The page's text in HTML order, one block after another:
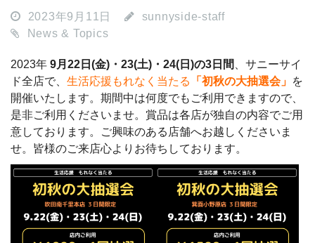
2023年9月11日
sunnyside-staff
News & Topics
2023年 9月22日(金)・23(土)・24(日)の3日間
、サニーサイ
ド全店で、 生活応援もれなく当たる 「初秋の大抽選会」 を
開催いたします。期間中は何度でもご利用できますので、
是非ご利用くださいませ。賞品は各店が独自の内容でご用
意しております。ご興味のある店舗へお越しくださいま
せ。皆様のご来店心よりお待ちしております。